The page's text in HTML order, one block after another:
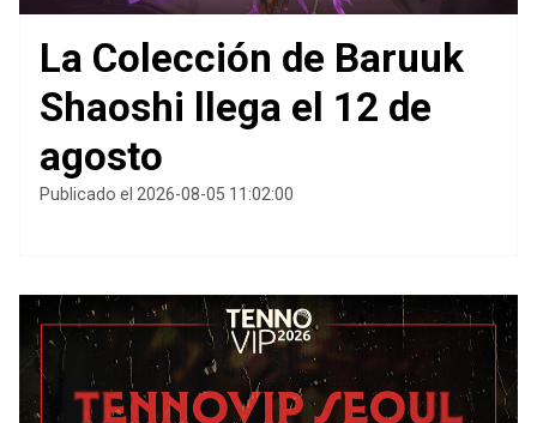
La Colección de Baruuk
Shaoshi llega el 12 de
agosto
Publicado el 2026-08-05 11:02:00